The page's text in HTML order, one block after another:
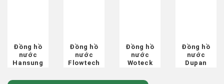
Đồng hồ
nước
Hansung
Đồng hồ
nước
Flowtech
Đồng hồ
nước
Woteck
Đồng hồ
nước
Dupan